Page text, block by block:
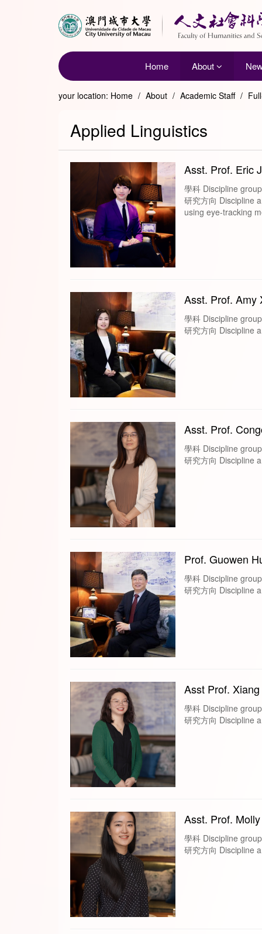
Home About
your location: Home / About / Academic Staff /
Applied Linguistics
Asst. Prof. Eric
學科 Discipline
研究方向 Discipline
using eye-tracking
Asst. Prof. Amy
學科 Discipline
研究方向 Discipline
Asst. Prof.
學科 Discipline
研究方向 Discipline
Prof. Guowen
學科 Discipline
研究方向 Discipline
Asst Prof.
學科 Discipline
研究方向 Discipline
Asst. Prof.
學科 Discipline
研究方向 Discipline